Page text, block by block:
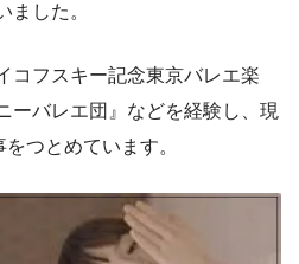
ました。
コフスキー記念東京バレエ楽
ーバレエ団』などを経験し、現
つとめています。